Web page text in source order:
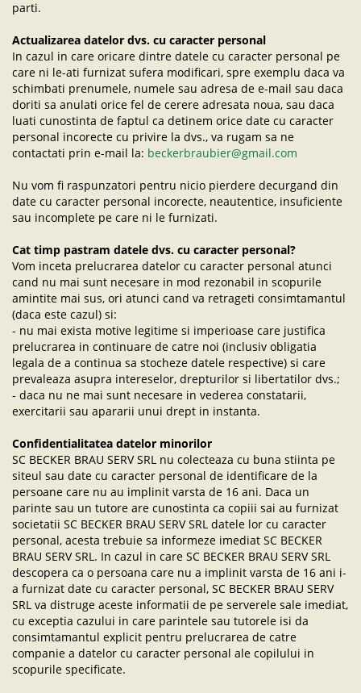
parti.
Actualizarea datelor dvs. cu caracter personal
In cazul in care oricare dintre datele cu caracter personal pe
care ni le-ati furnizat sufera modificari, spre exemplu daca va
schimbati prenumele, numele sau adresa de e-mail sau daca
doriti sa anulati orice fel de cerere adresata noua, sau daca
luati cunostinta de faptul ca detinem orice date cu caracter
personal incorecte cu privire la dvs., va rugam sa ne
contactati prin e-mail la: beckerbraubier@gmail.com
Nu vom fi raspunzatori pentru nicio pierdere decurgand din
date cu caracter personal incorecte, neautentice, insuficiente
sau incomplete pe care ni le furnizati.
Cat timp pastram datele dvs. cu caracter personal?
Vom inceta prelucrarea datelor cu caracter personal atunci
cand nu mai sunt necesare in mod rezonabil in scopurile
amintite mai sus, ori atunci cand va retrageti consimtamantul
(daca este cazul) si:
- nu mai exista motive legitime si imperioase care justifica
prelucrarea in continuare de catre noi (inclusiv obligatia
legala de a continua sa stocheze datele respective) si care
prevaleaza asupra intereselor, drepturilor si libertatilor dvs.;
- daca nu ne mai sunt necesare in vederea constatarii,
exercitarii sau apararii unui drept in instanta.
Confidentialitatea datelor minorilor
SC BECKER BRAU SERV SRL nu colecteaza cu buna stiinta pe
siteul sau date cu caracter personal de identificare de la
persoane care nu au implinit varsta de 16 ani. Daca un
parinte sau un tutore are cunostinta ca copiii sai au furnizat
societatii SC BECKER BRAU SERV SRL datele lor cu caracter
personal, acesta trebuie sa informeze imediat SC BECKER
BRAU SERV SRL. In cazul in care SC BECKER BRAU SERV SRL
descopera ca o persoana care nu a implinit varsta de 16 ani i-
a furnizat date cu caracter personal, SC BECKER BRAU SERV
SRL va distruge aceste informatii de pe serverele sale imediat,
cu exceptia cazului in care parintele sau tutorele isi da
consimtamantul explicit pentru prelucrarea de catre
companie a datelor cu caracter personal ale copilului in
scopurile specificate.